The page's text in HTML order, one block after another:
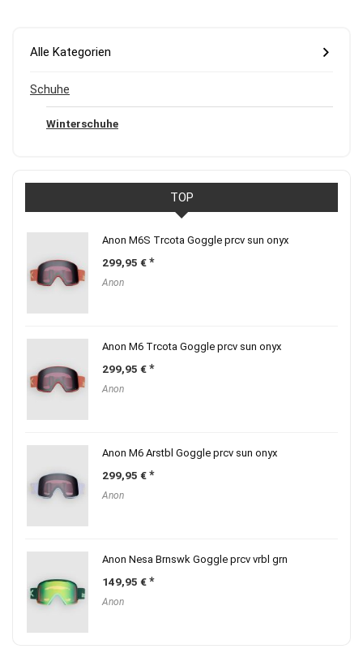
Alle Kategorien
Schuhe
Winterschuhe
TOP
Anon M6S Trcota Goggle prcv sun onyx
299,95 €
Anon
Anon M6 Trcota Goggle prcv sun onyx
299,95 €
Anon
Anon M6 Arstbl Goggle prcv sun onyx
299,95 €
Anon
Anon Nesa Brnswk Goggle prcv vrbl grn
149,95 €
Anon